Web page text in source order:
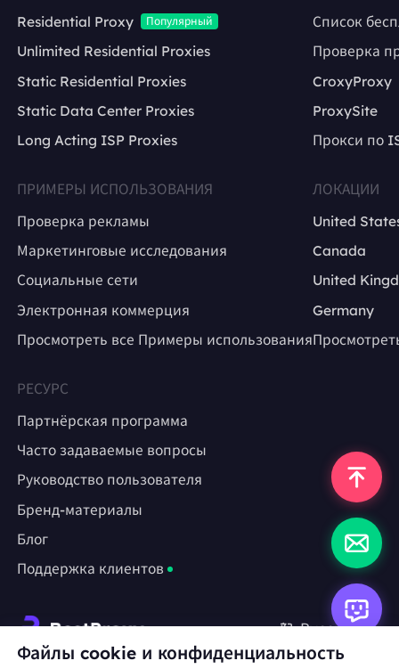
Residential Proxy
Популярный
Unlimited Residential Proxies
Static Residential Proxies
Static Data Center Proxies
Long Acting ISP Proxies
Список
Проверка
CroxyProxy
ProxySite
Прокси по
ПРИМЕРЫ ИСПОЛЬЗОВАНИЯ
Проверка рекламы
Маркетинговые исследования
Социальные сети
Электронная коммерция
Просмотреть все Примеры использования
ЛОКАЦИИ
United
Canada
United
Germany
РЕСУРС
Партнёрская программа
Часто задаваемые вопросы
Руководство пользователя
Бренд-материалы
Блог
Поддержка клиентов
Русский
Файлы cookie и конфиденциальность